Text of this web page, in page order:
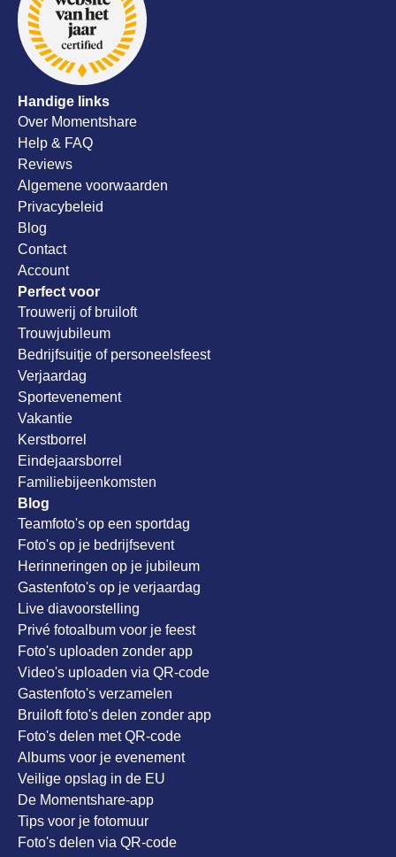
Handige links
Over Momentshare
Help & FAQ
Reviews
Algemene voorwaarden
Privacybeleid
Blog
Contact
Account
Perfect voor
Trouwerij of bruiloft
Trouwjubileum
Bedrijfsuitje of personeelsfeest
Verjaardag
Sportevenement
Vakantie
Kerstborrel
Eindejaarsborrel
Familiebijeenkomsten
Blog
Teamfoto's op een sportdag
Foto's op je bedrijfsevent
Herinneringen op je jubileum
Gastenfoto's op je verjaardag
Live diavoorstelling
Privé fotoalbum voor je feest
Foto's uploaden zonder app
Video's uploaden via QR-code
Gastenfoto's verzamelen
Bruiloft foto's delen zonder app
Foto's delen met QR-code
Albums voor je evenement
Veilige opslag in de EU
De Momentshare-app
Tips voor je fotomuur
Foto's delen via QR-code